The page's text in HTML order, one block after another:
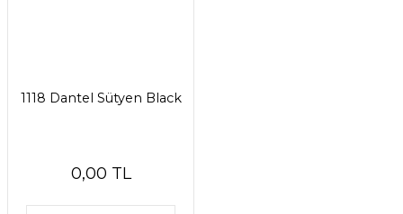
1118 Dantel Sütyen Black
0,00 TL